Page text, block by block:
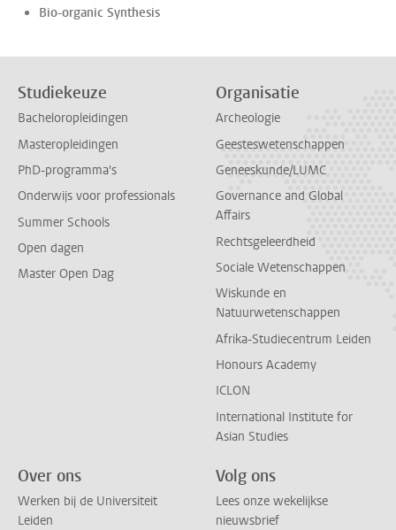
Bio-organic Synthesis
Studiekeuze
Bacheloropleidingen
Masteropleidingen
PhD-programma's
Onderwijs voor professionals
Summer Schools
Open dagen
Master Open Dag
Organisatie
Archeologie
Geesteswetenschappen
Geneeskunde/LUMC
Governance and Global
Affairs
Rechtsgeleerdheid
Sociale Wetenschappen
Wiskunde en
Natuurwetenschappen
Afrika-Studiecentrum Leiden
Honours Academy
ICLON
International Institute for
Asian Studies
Over ons
Werken bij de Universiteit
Leiden
Volg ons
Lees onze wekelijkse
nieuwsbrief